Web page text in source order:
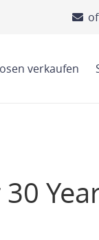
verkaufen